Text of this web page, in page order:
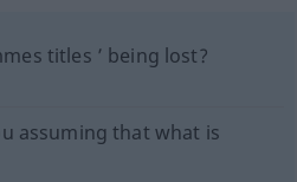
titles ’ being lost?
assuming that what is